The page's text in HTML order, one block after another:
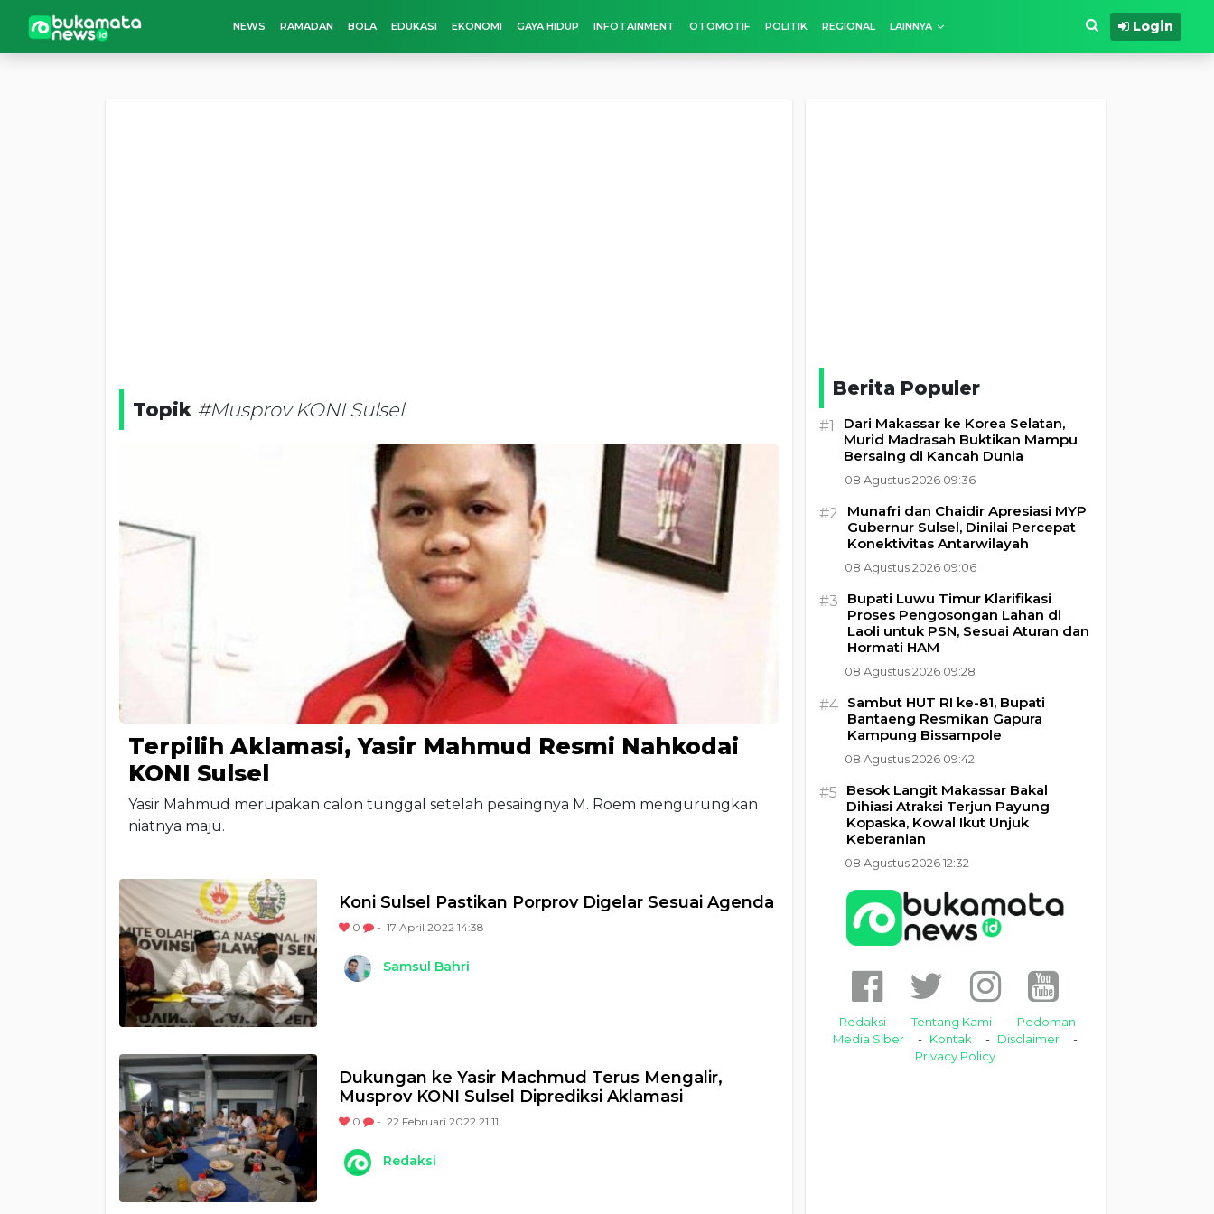
NEWS RAMADAN BOLA EDUKASI EKONOMI GAYA HIDUP INFOTAINMENT OTOMOTIF POLITIK REGIONAL LAINNYA Login
Topik #Musprov KONI Sulsel
Terpilih Aklamasi, Yasir Mahmud Resmi Nahkodai
KONI Sulsel
Yasir Mahmud merupakan calon tunggal setelah pesaingnya M. Roem mengurungkan
niatnya maju.
Koni Sulsel Pastikan Porprov Digelar Sesuai Agenda
0 - 17 April 2022 14:38
Samsul Bahri
Dukungan ke Yasir Machmud Terus Mengalir,
Musprov KONI Sulsel Diprediksi Aklamasi
0 - 22 Februari 2022 21:11
Redaksi
Berita Populer
#1
Dari Makassar ke Korea Selatan,
Murid Madrasah Buktikan Mampu
Bersaing di Kancah Dunia
08 Agustus 2026 09:36
#2
Munafri dan Chaidir Apresiasi MYP
Gubernur Sulsel, Dinilai Percepat
Konektivitas Antarwilayah
08 Agustus 2026 09:06
#3
Bupati Luwu Timur Klarifikasi
Proses Pengosongan Lahan di
Laoli untuk PSN, Sesuai Aturan dan
Hormati HAM
08 Agustus 2026 09:28
#4 Sambut HUT RI ke-81, Bupati
Bantaeng Resmikan Gapura
Kampung Bissampole
08 Agustus 2026 09:42
#5
Besok Langit Makassar Bakal
Dihiasi Atraksi Terjun Payung
Kopaska, Kowal Ikut Unjuk
Keberanian
08 Agustus 2026 12:32
Redaksi Tentang Kami
Pedoman
Media Siber
Kontak
Disclaimer
Privacy Policy